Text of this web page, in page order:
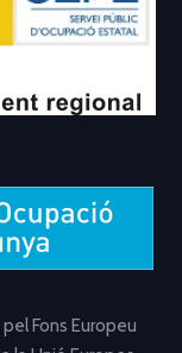
Fons Europeu